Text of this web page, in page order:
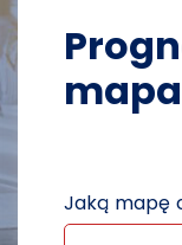
Jaką mapę